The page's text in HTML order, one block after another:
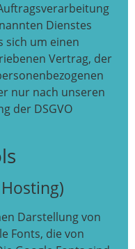
Dienstes
sich um einen
Vertrag, der
nur nach unseren
der DSGVO
Darstellung von
Fonts, die von